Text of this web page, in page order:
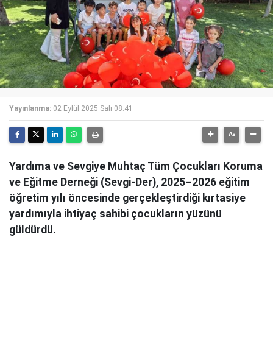
Yayınlanma: 02 Eylül 2025 Salı 08:41
Yardıma ve Sevgiye Muhtaç Tüm Çocukları Koruma
ve Eğitme Derneği (Sevgi-Der), 2025–2026 eğitim
öğretim yılı öncesinde gerçekleştirdiği kırtasiye
yardımıyla ihtiyaç sahibi çocukların yüzünü
güldürdü.